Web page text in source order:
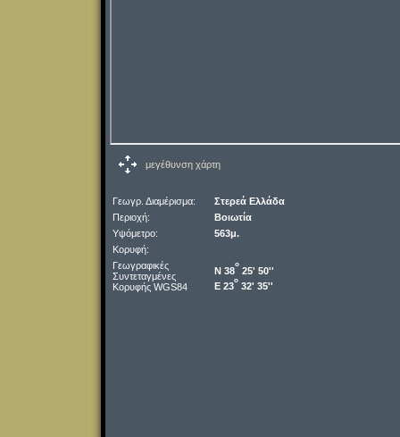
μεγέθυνση χάρτη
Γεωγρ. Διαμέρισμα:
Στερεά Ελλάδα
Περιοχή:
Βοιωτία
Υψόμετρο:
563μ.
Κορυφή:
Γεωγραφικές
Συντεταγμένες
Κορυφής WGS84
Ν 38
o
25' 50''
Ε 23
o
32' 35''